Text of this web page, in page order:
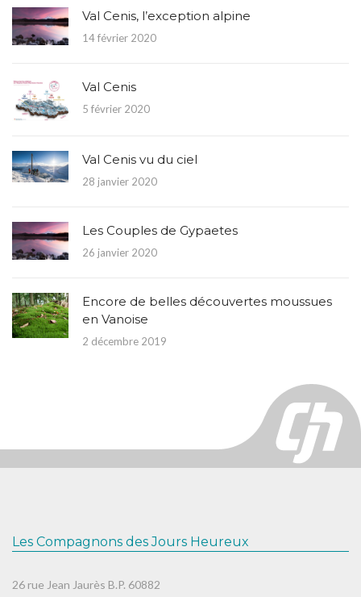
Val Cenis, l’exception alpine
14 février 2020
Val Cenis
5 février 2020
Val Cenis vu du ciel
28 janvier 2020
Les Couples de Gypaetes
26 janvier 2020
Encore de belles découvertes moussues
en Vanoise
2 décembre 2019
Les Compagnons des Jours Heureux
26 rue Jean Jaurès B.P. 60882